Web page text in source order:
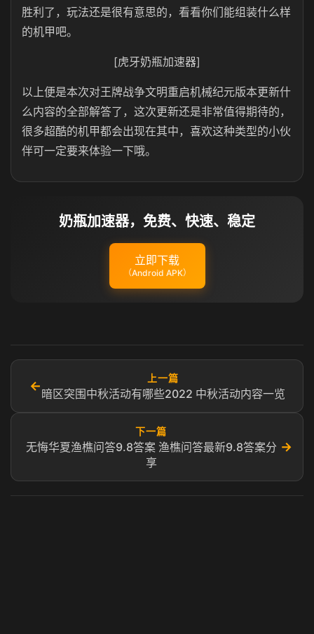
胜利了，玩法还是很有意思的，看看你们能组装什么样
的机甲吧。
[虎牙奶瓶加速器]
以上便是本次对王牌战争文明重启机械纪元版本更新什
么内容的全部解答了，这次更新还是非常值得期待的，
很多超酷的机甲都会出现在其中，喜欢这种类型的小伙
伴可一定要来体验一下哦。
奶瓶加速器，免费、快速、稳定
立即下载
（Android APK）
←
上一篇
暗区突围中秋活动有哪些2022 中秋活动内容一览
下一篇
无悔华夏渔樵问答9.8答案 渔樵问答最新9.8答案分
享
→